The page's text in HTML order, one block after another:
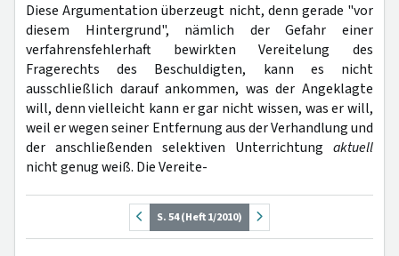
Diese Argumentation überzeugt nicht, denn gerade "vor
diesem Hintergrund", nämlich der Gefahr einer
verfahrensfehlerhaft bewirkten Vereitelung des
Fragerechts des Beschuldigten, kann es nicht
ausschließlich darauf ankommen, was der Angeklagte
will, denn vielleicht kann er gar nicht wissen, was er will,
weil er wegen seiner Entfernung aus der Verhandlung und
der anschließenden selektiven Unterrichtung aktuell
nicht genug weiß. Die Vereite-
S. 54 (Heft 1/2010)